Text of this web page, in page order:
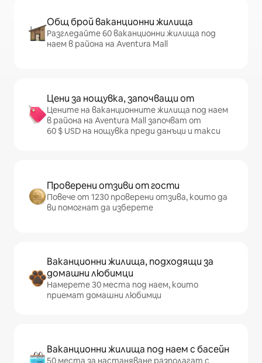
Общ брой ваканционни жилища
Разгледайте 60 ваканционни жилища под
наем в района на Aventura Mall
Цени за нощувка, започващи от
Цените на ваканционните жилища под наем
в района на Aventura Mall започват от
60 $ USD на нощувка преди данъци и такси
Проверени отзиви от гости
Повече от 1230 проверени отзива, които да
ви помогнат да изберете
Ваканционни жилища, подходящи за
домашни любимци
Намерете 30 места под наем, които
приемат домашни любимци
Ваканционни жилища под наем с басейн
50 места за настаняване разполагат с